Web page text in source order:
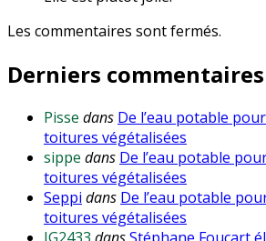
Les commentaires sont fermés.
Derniers commentaires
Pisse dans De l’eau potable
toitures végétalisées
sippe dans De l’eau potable
toitures végétalisées
Seppi dans De l’eau potable
toitures végétalisées